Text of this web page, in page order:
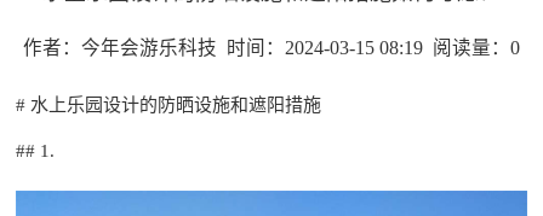
作者：今年会游乐科技 时间：2024-03-15 08:19 阅读量： 0
# 水上乐园设计的防晒设施和遮阳措施
## 1.